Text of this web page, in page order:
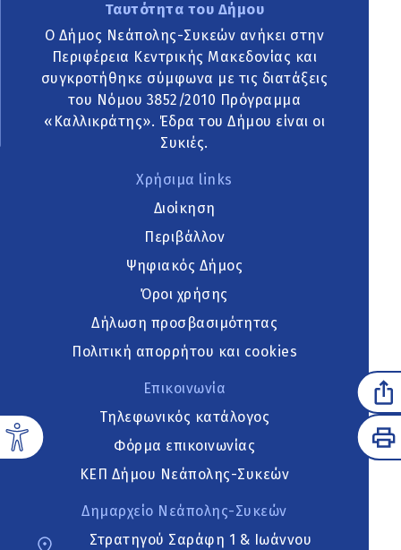
Ταυτότητα του Δήμου
Ο Δήμος Νεάπολης-Συκεών ανήκει στην
Περιφέρεια Κεντρικής Μακεδονίας και
συγκροτήθηκε σύμφωνα με τις διατάξεις
του Νόμου 3852/2010 Πρόγραμμα
«Καλλικράτης». Έδρα του Δήμου είναι οι
Συκιές.
Χρήσιμα links
Διοίκηση
Περιβάλλον
Ψηφιακός Δήμος
Όροι χρήσης
Δήλωση προσβασιμότητας
Πολιτική απορρήτου και cookies
Επικοινωνία
Τηλεφωνικός κατάλογος
Φόρμα επικοινωνίας
ΚΕΠ Δήμου Νεάπολης-Συκεών
Δημαρχείο Νεάπολης-Συκεών
Στρατηγού Σαράφη 1 & Ιωάννου